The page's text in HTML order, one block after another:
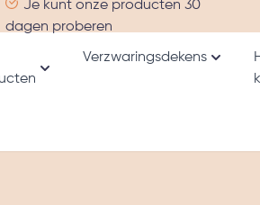
Je kunt onze producten 30
dagen proberen
Toon submenu voor Alle
Verzwaringsdekens
Toon